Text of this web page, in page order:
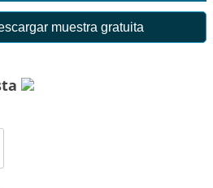
muestra gratuita